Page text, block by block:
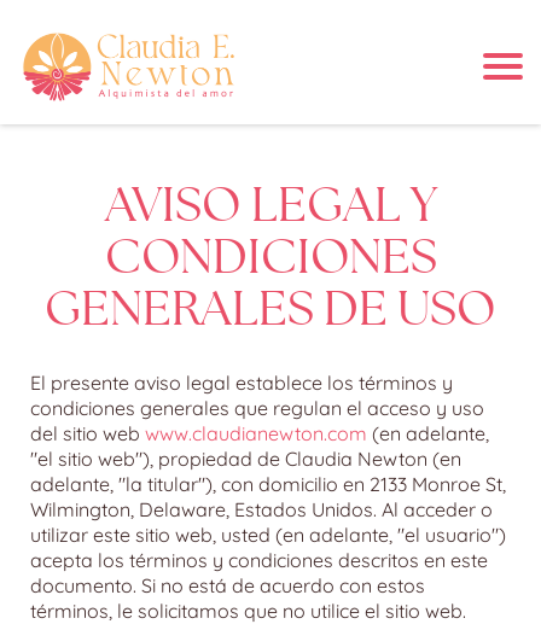
AVISO LEGAL Y
CONDICIONES
GENERALES DE USO
El presente aviso legal establece los términos y
condiciones generales que regulan el acceso y uso
del sitio web www.claudianewton.com (en adelante,
"el sitio web"), propiedad de Claudia Newton (en
adelante, "la titular"), con domicilio en 2133 Monroe St,
Wilmington, Delaware, Estados Unidos. Al acceder o
utilizar este sitio web, usted (en adelante, "el usuario")
acepta los términos y condiciones descritos en este
documento. Si no está de acuerdo con estos
términos, le solicitamos que no utilice el sitio web.